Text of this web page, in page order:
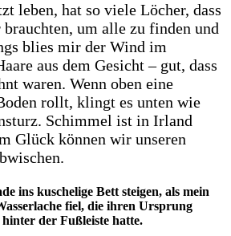
leben, hat so viele Löcher, dass
um alle zu finden und
blies mir der Wind im
aus dem Gesicht – gut, dass
waren. Wenn oben eine
rollt, klingt es unten wie
Schimmel ist in Irland
Glück können wir unseren
ins kuschelige Bett steigen, als mein
fiel, die ihren Ursprung
der Fußleiste hatte.